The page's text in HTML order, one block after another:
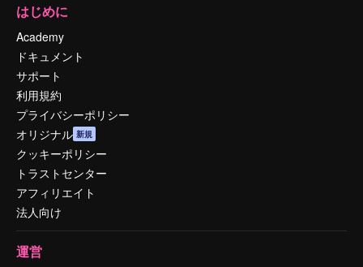
はじめに
Academy
ドキュメント
サポート
利用規約
プライバシーポリシー
オリジナル 新規
クッキーポリシー
トラストセンター
アフィリエイト
法人向け
運営